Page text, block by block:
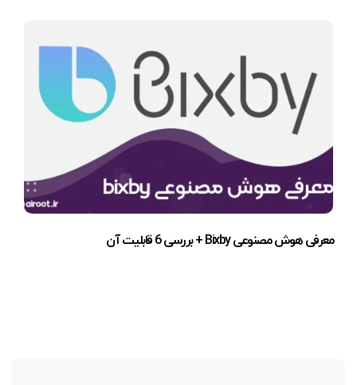
معرفی هوش مصنوعی Bixby + بررسی 6 قابلیت آن